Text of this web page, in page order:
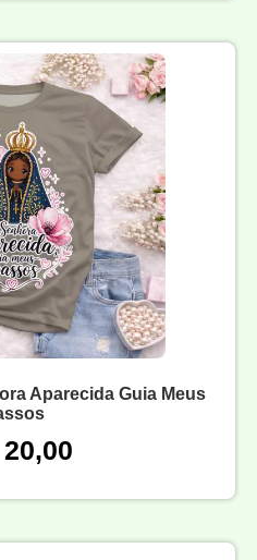
Aparecida Guia Meus